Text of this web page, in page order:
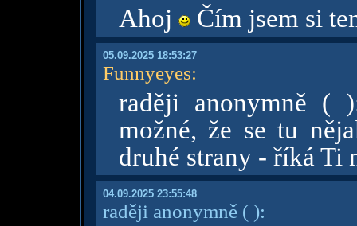
Ahoj Čím jsem si
05.09.2025 18:53:27
Funnyeyes:
raději anonymně
možné, že se tu
druhé strany - říká Ti
04.09.2025 23:55:48
raději anonymně( ):